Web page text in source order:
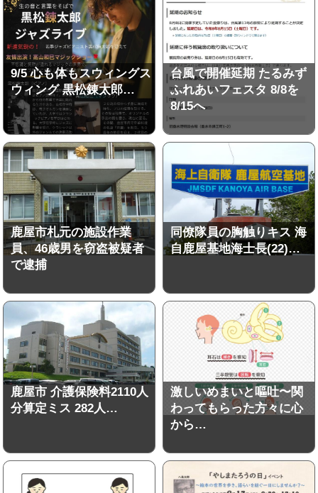
9/5 心も体もスウィングス
ウィング 黒松錬太郎…
台風で開催延期 たるみず
ふれあいフェスタ 8/8を
8/15へ
鹿屋市札元の施設作業
員、46歳男を窃盗被疑者
で逮捕
同僚隊員の胸触りキス 海
自鹿屋基地海士長(22)…
鹿屋市 介護保険料2110人
分算定ミス 282人…
激しいめまいと嘔吐〜関
わってもらった方々に心
から…